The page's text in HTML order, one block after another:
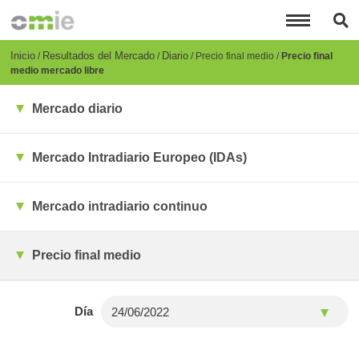
principal
Breadcrumb
Inicio Resultados del Mercado Diario Precio final medio Precio final
medio mercado libre
Mercado diario
Mercado Intradiario Europeo (IDAs)
Mercado intradiario continuo
Precio final medio
Día